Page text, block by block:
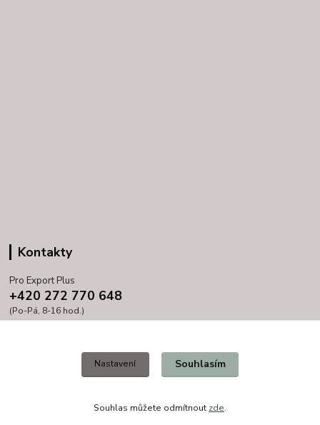
Kontakty
Pro Export Plus
+420 272 770 648
(Po-Pá, 8-16 hod.)
Nastavení Souhlasím
Souhlas můžete odmítnout zde.